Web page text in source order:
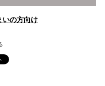
いの方向け